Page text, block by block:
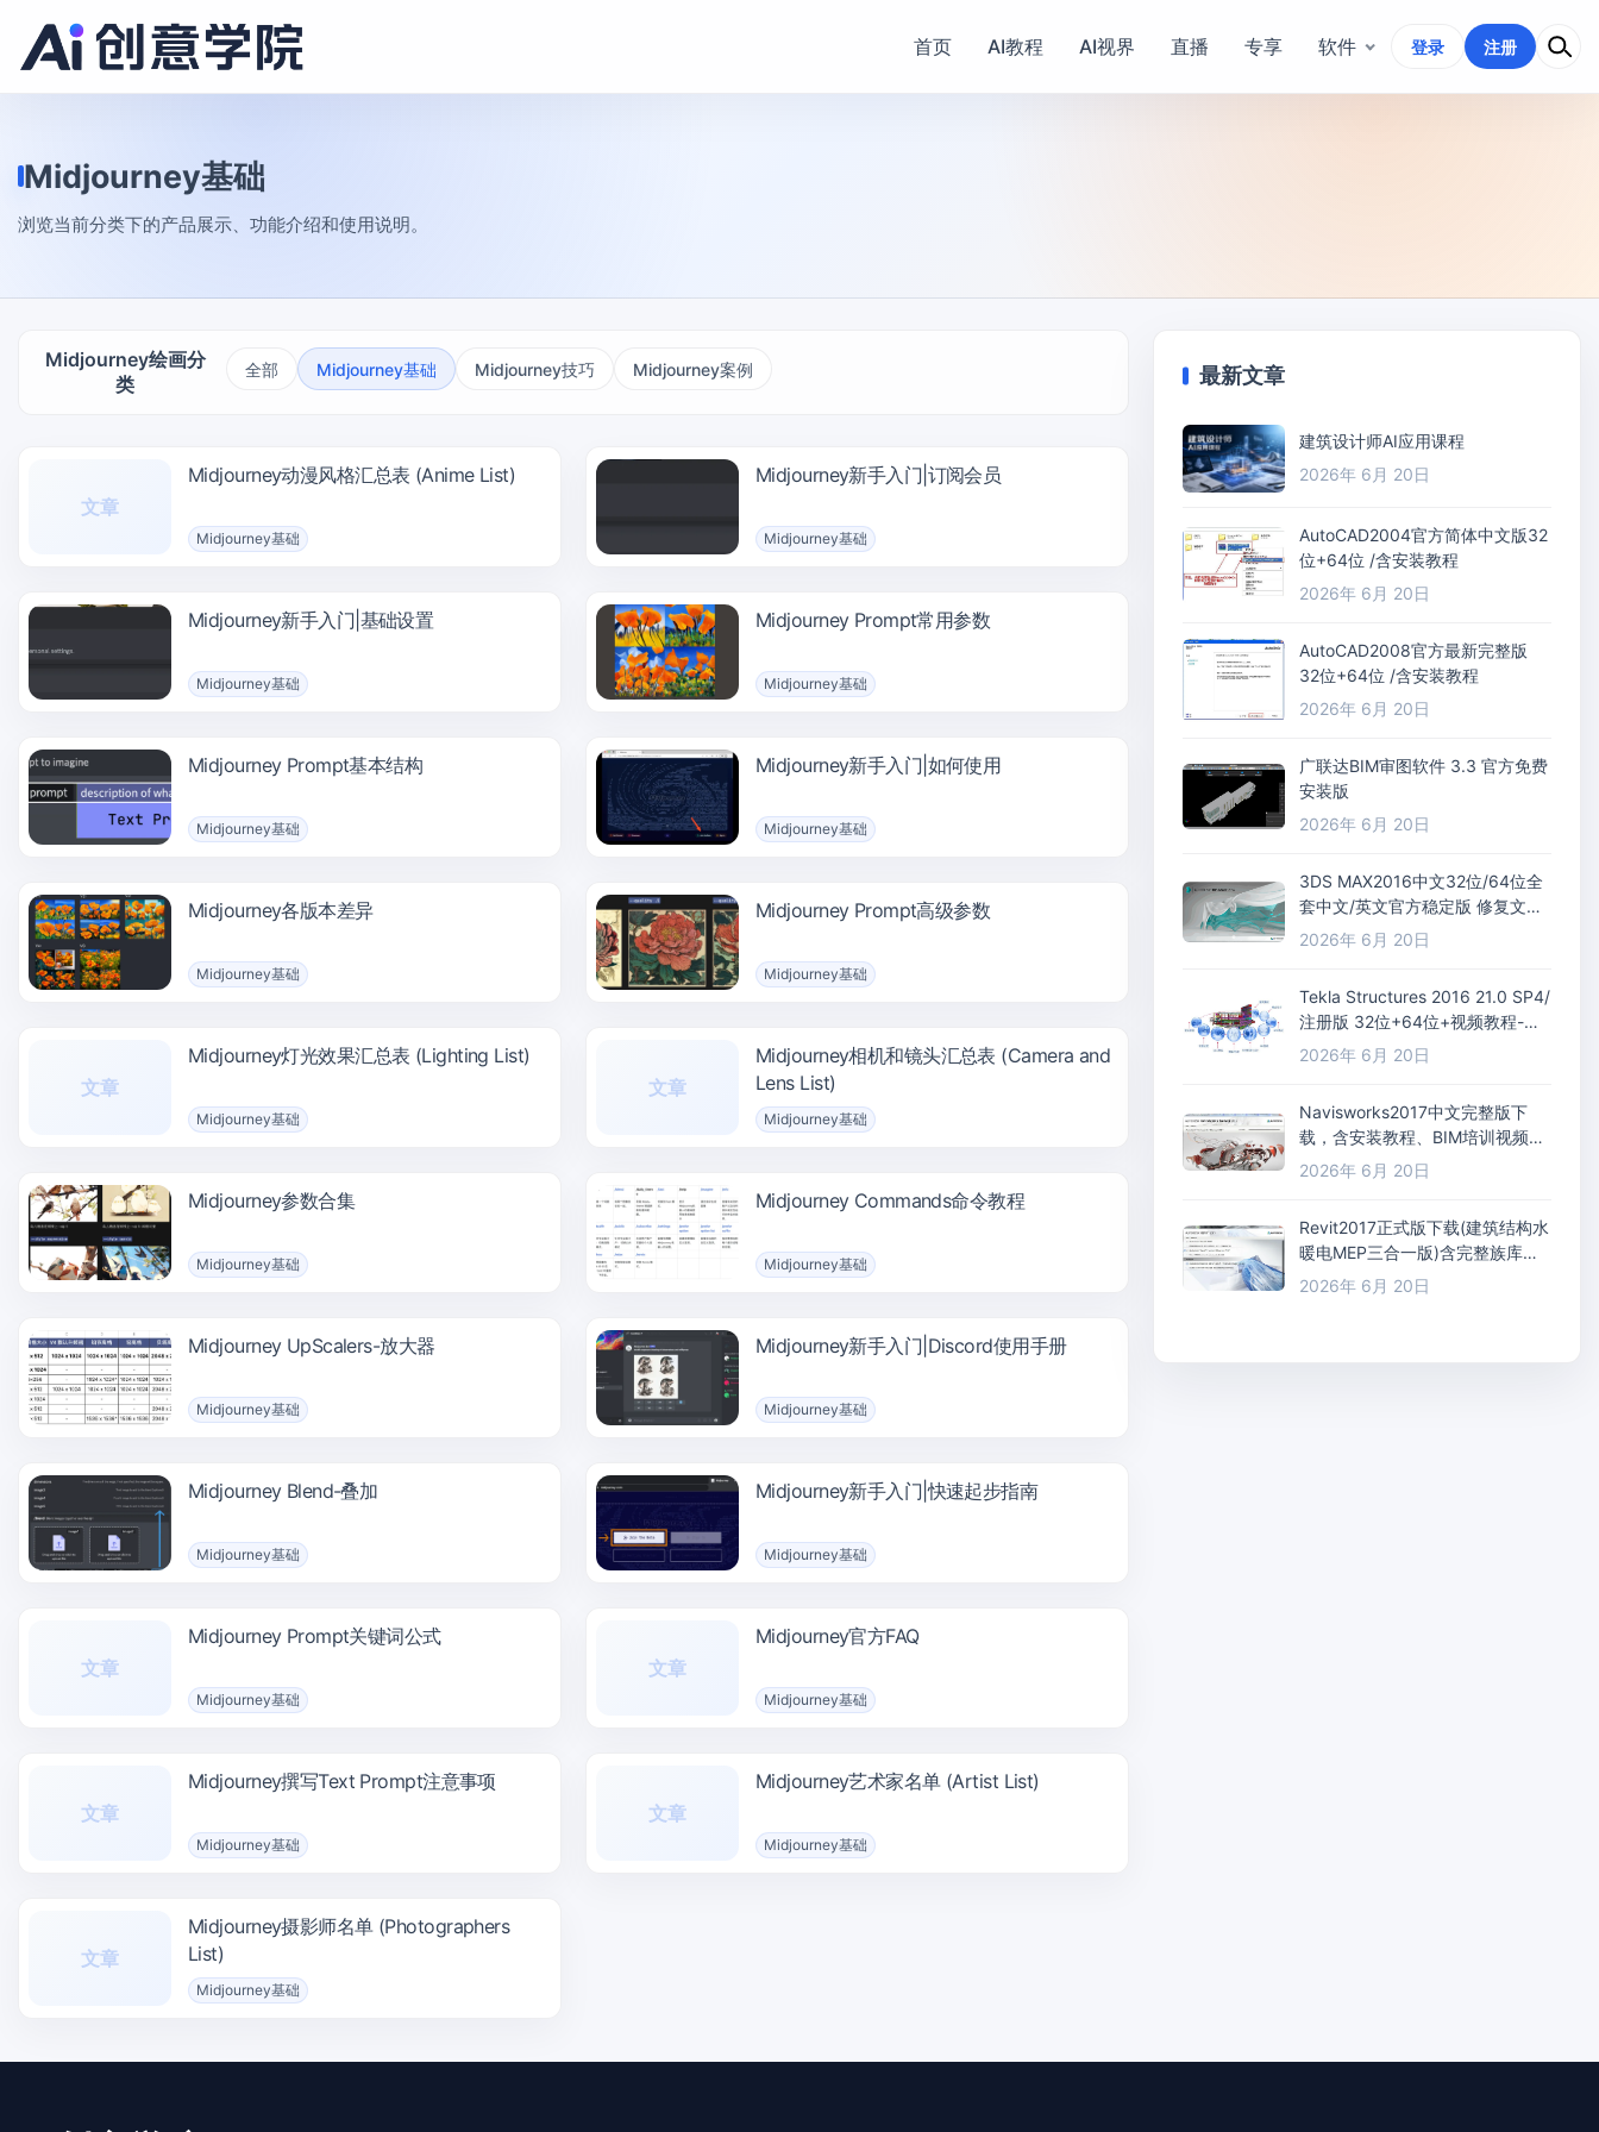
首页 AI教程 AI视界 直播 专享 软件 登录 注册
Midjourney基础
浏览当前分类下的产品展示、功能介绍和使用说明。
Midjourney绘画分
类
全部 Midjourney基础 Midjourney技巧 Midjourney案例
文章
Midjourney动漫风格汇总表 (Anime List)
Midjourney基础
Midjourney新手入门|订阅会员
Midjourney基础
Midjourney新手入门|基础设置
Midjourney基础
Midjourney Prompt常用参数
Midjourney基础
Midjourney Prompt基本结构
Midjourney基础
Midjourney新手入门|如何使用
Midjourney基础
Midjourney各版本差异
Midjourney基础
Midjourney Prompt高级参数
Midjourney基础
文章
Midjourney灯光效果汇总表 (Lighting List)
Midjourney基础
文章
Midjourney相机和镜头汇总表 (Camera and
Lens List)
Midjourney基础
Midjourney参数合集
Midjourney基础
Midjourney Commands命令教程
Midjourney基础
Midjourney UpScalers-放大器
Midjourney基础
Midjourney新手入门|Discord使用手册
Midjourney基础
Midjourney Blend-叠加
Midjourney基础
Midjourney新手入门|快速起步指南
Midjourney基础
文章
Midjourney Prompt关键词公式
Midjourney基础
文章
Midjourney官方FAQ
Midjourney基础
文章
Midjourney撰写Text Prompt注意事项
Midjourney基础
文章
Midjourney艺术家名单 (Artist List)
Midjourney基础
文章
Midjourney摄影师名单 (Photographers
List)
Midjourney基础
最新文章
建筑设计师AI应用课程
2026年 6月 20日
AutoCAD2004官方简体中文版32
位+64位 /含安装教程
2026年 6月 20日
AutoCAD2008官方最新完整版
32位+64位 /含安装教程
2026年 6月 20日
广联达BIM审图软件 3.3 官方免费
安装版
2026年 6月 20日
3DS MAX2016中文32位/64位全
套中文/英文官方稳定版 修复文件
+插件
2026年 6月 20日
Tekla Structures 2016 21.0 SP4/
注册版 32位+64位+视频教程-
(BIM) 软件
2026年 6月 20日
Navisworks2017中文完整版下
载，含安装教程、BIM培训视频教
程
2026年 6月 20日
Revit2017正式版下载(建筑结构水
暖电MEP三合一版)含完整族库、
安装教程、BIM培训视频教程
2026年 6月 20日